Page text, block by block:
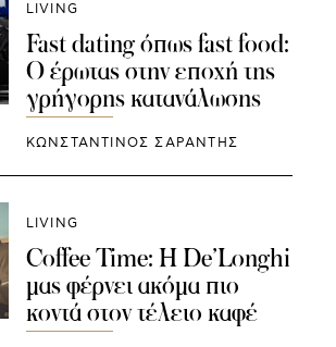
LIVING
Fast dating όπως fast food:
Ο έρωτας στην εποχή της
γρήγορης κατανάλωσης
ΚΩΝΣΤΑΝΤΙΝΟΣ ΣΑΡΑΝΤΗΣ
LIVING
Coffee Time: Η De’Longhi
μας φέρνει ακόμα πιο
κοντά στον τέλειο καφέ